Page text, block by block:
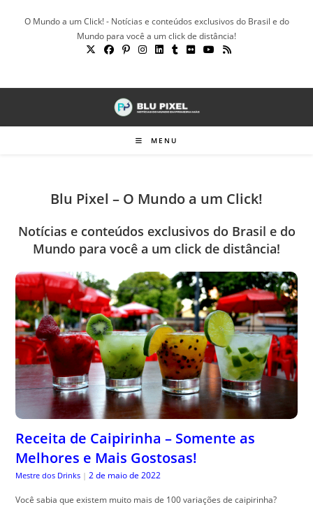
O Mundo a um Click! - Notícias e conteúdos exclusivos do Brasil e do
Mundo para você a um click de distância!
MENU
Blu Pixel – O Mundo a um Click!
Notícias e conteúdos exclusivos do Brasil e do
Mundo para você a um click de distância!
Receita de Caipirinha – Somente as
Melhores e Mais Gostosas!
Mestre dos Drinks | 2 de maio de 2022
Você sabia que existem muito mais de 100 variações de caipirinha?